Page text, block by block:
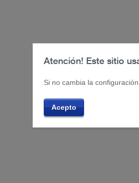
Atención! Este sitio
Si no cambia la
Acepto